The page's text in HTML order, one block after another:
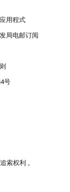
用程式
局电邮订阅
号
索权利 。